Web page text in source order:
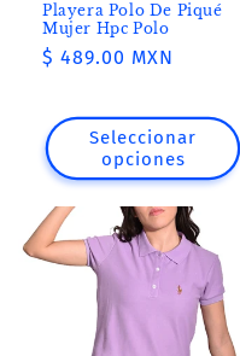
Playera Polo De Piqué
Mujer Hpc Polo
Precio
$ 489.00 MXN
Seleccionar
opciones